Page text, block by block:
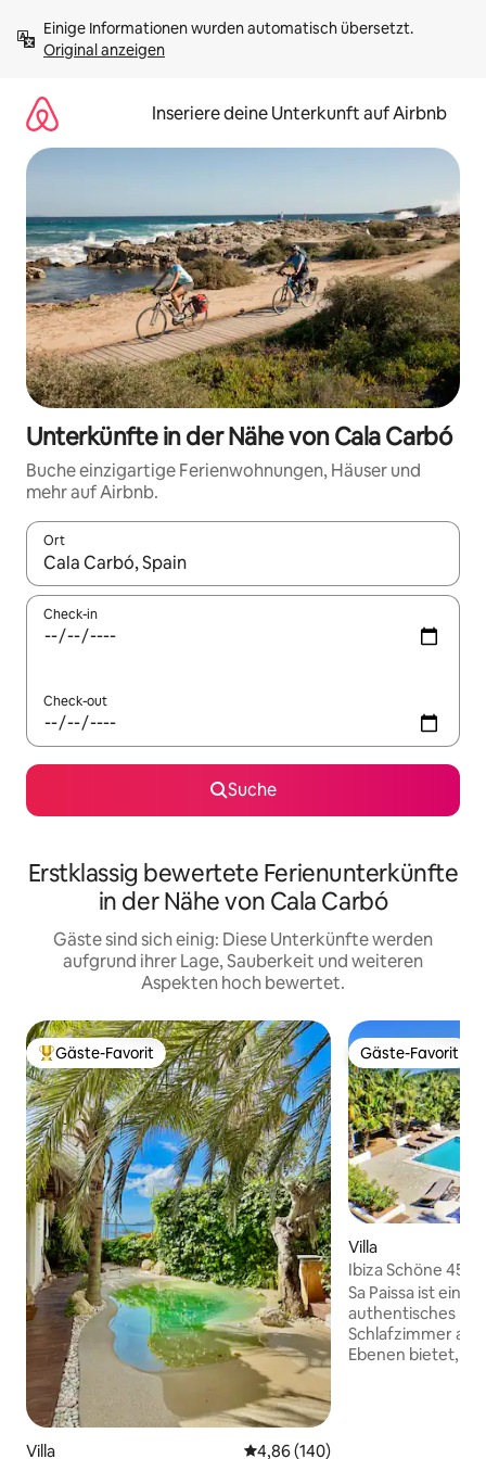
Inhalten
springenOriginal anzeigen
Inseriere deine Unterkunft auf Airbnb
Unterkünfte in der Nähe von Cala Carbó
Buche einzigartige Ferienwohnungen, Häuser und
mehr auf Airbnb.
Ort
Wenn Ergebnisse verfügbar sind, navigiere mit den
Check-in
Check-out
Suche
Erstklassig bewertete Ferienunterkünfte
in der Nähe von Cala Carbó
Gäste sind sich einig: Diese Unterkünfte werden
aufgrund ihrer Lage, Sauberkeit und weiteren
Aspekten hoch bewertet.
Beliebter Gäste-Favorit.
Gäste-Favorit
Villa Durchschnittliche Bewertung:
4,86 (140)
Gäste-Favorit
Gäste-Favorit
Villa
Ibiza Schöne 450
Meerblick in Es
Sa Paissa ist ein
authentisches
Schlafzimmer auf
Ebenen bietet, befindet